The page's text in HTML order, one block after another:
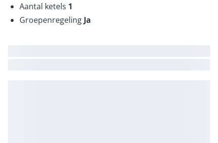
Aantal ketels 1
Groepenregeling Ja